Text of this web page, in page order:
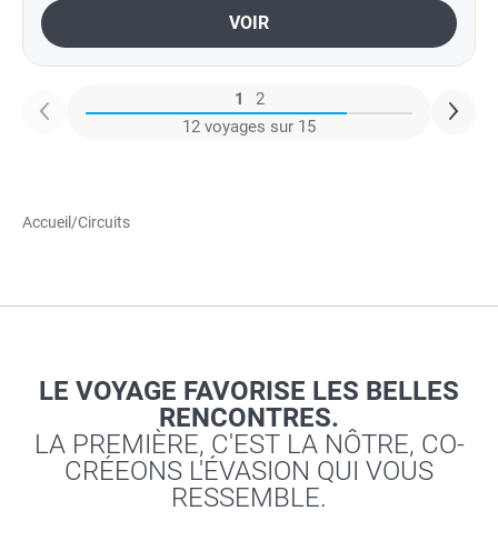
VOIR
1
2
12 voyages sur 15
Accueil/Circuits
LE VOYAGE FAVORISE LES BELLES
RENCONTRES.
LA PREMIÈRE, C'EST LA NÔTRE, CO-
CRÉEONS L'ÉVASION QUI VOUS
RESSEMBLE.